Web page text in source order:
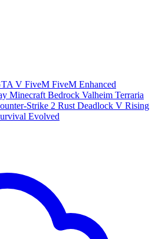
V FiveM FiveM Enhanced
Minecraft Bedrock Valheim Terraria
Strike 2 Rust Deadlock V Rising
Evolved